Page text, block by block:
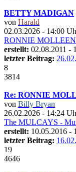
BETTY MADIGAN
von Harald
02.03.2026 - 14:00
RONNIE MOLLEEN
erstellt: 02.08.2011 -
letzter Beitrag:
8
3814
Re: RONNIE
von Billy Bryan
26.02.2026 - 14:24
The MULCAYS -
erstellt: 10.05.2016 -
letzter Beitrag:
19
4646